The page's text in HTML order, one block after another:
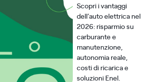
Scopri i vantaggi
dell’auto elettrica nel
2026: risparmio su
carburante e
manutenzione,
autonomia reale,
costi di ricarica e
soluzioni Enel.